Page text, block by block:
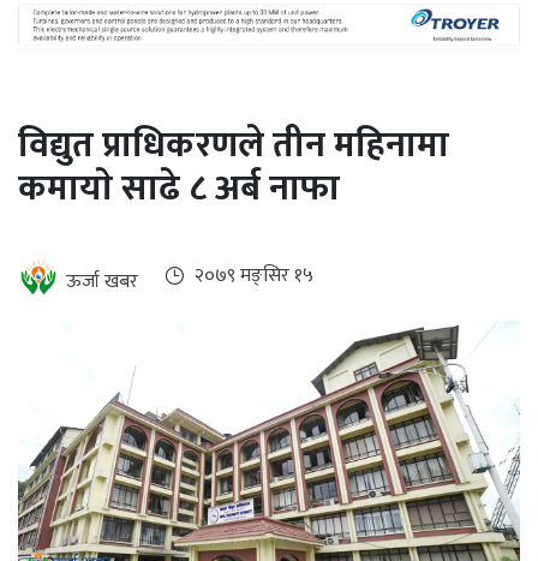
ऊर्जा
दक्षता
खबर
हरित
इभी
पर्यटन
भिडियो
छापा
विद्युत प्राधिकरणले तीन महिनामा
कमायाे साढे ८ अर्ब नाफा
ऊर्जा खबर २०७९ मङ्सिर १५